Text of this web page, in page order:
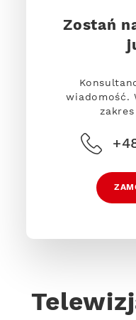
Zostań
wiadomość.